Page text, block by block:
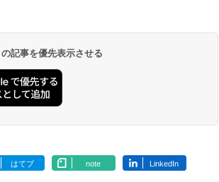
記事を優先表示させる
はてブ note LinkedIn